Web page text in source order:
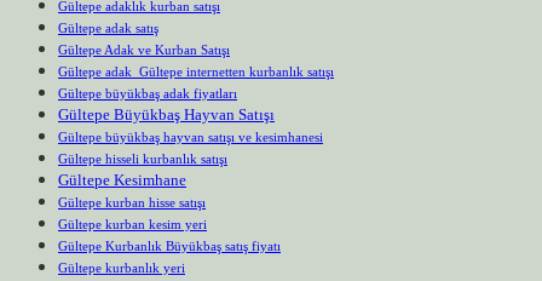
Gültepe adaklık kurban satışı
Gültepe adak satış
Gültepe Adak ve Kurban Satışı
Gültepe adak Gültepe internetten kurbanlık satışı
Gültepe büyükbaş adak fiyatları
Gültepe Büyükbaş Hayvan Satışı
Gültepe büyükbaş hayvan satışı ve kesimhanesi
Gültepe hisseli kurbanlık satışı
Gültepe Kesimhane
Gültepe kurban hisse satışı
Gültepe kurban kesim yeri
Gültepe Kurbanlık Büyükbaş satış fiyatı
Gültepe kurbanlık yeri